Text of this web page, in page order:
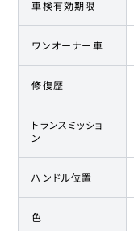
車検有効期限
ワンオーナー車
修復歴
トランスミッショ
ン
ハンドル位置
色